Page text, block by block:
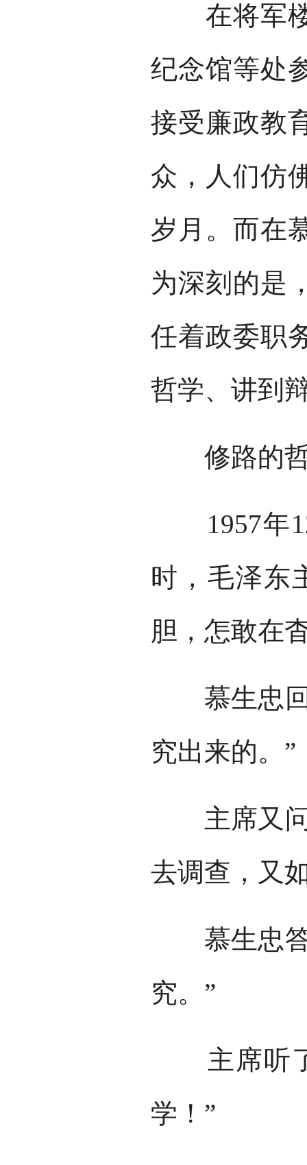
在将军楼
纪念馆等处
接受廉政教
众，人们仿
岁月。而在
为深刻的是
任着政委职
哲学、讲到
修路的
1957年12
时，毛泽东
胆，怎敢在
慕生忠回
究出来的。”
主席又问
去调查，又
慕生忠答
究。”
主席听了
学！”